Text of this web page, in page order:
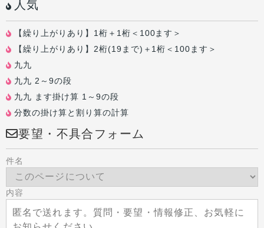
人気
【繰り上がりあり】1桁＋1桁＜100ます＞
【繰り上がりあり】2桁(19まで)＋1桁＜100ます＞
九九
九九 2～9の段
九九 ます掛け算 1～9の段
分数の掛け算と割り算の計算
要望・不具合フォーム
件名
内容